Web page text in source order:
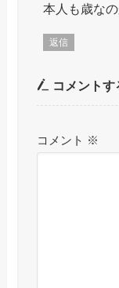
本人も歳な
返信
コメントす
コメント ※